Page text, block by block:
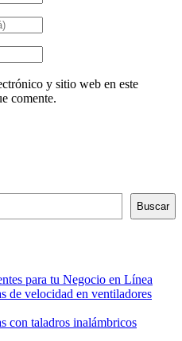
y sitio web en este
comente.
Buscar
para tu Negocio en Línea
de velocidad en ventiladores
con taladros inalámbricos